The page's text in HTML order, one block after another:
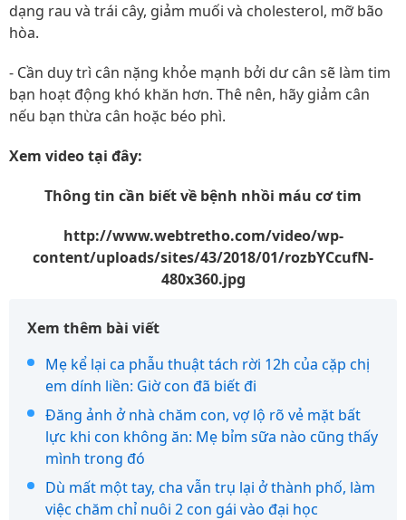
dạng rau và trái cây, giảm muối và cholesterol, mỡ bão
hòa.
- Cần duy trì cân nặng khỏe mạnh bởi dư cân sẽ làm tim
bạn hoạt động khó khăn hơn. Thê nên, hãy giảm cân
nếu bạn thừa cân hoặc béo phì.
Xem video tại đây:
Thông tin cần biết về bệnh nhồi máu cơ tim
http://www.webtretho.com/video/wp-
content/uploads/sites/43/2018/01/rozbYCcufN-
480x360.jpg
Xem thêm bài viết
Mẹ kể lại ca phẫu thuật tách rời 12h của cặp chị
em dính liền: Giờ con đã biết đi
Đăng ảnh ở nhà chăm con, vợ lộ rõ vẻ mặt bất
lực khi con không ăn: Mẹ bỉm sữa nào cũng thấy
mình trong đó
Dù mất một tay, cha vẫn trụ lại ở thành phố, làm
việc chăm chỉ nuôi 2 con gái vào đại học